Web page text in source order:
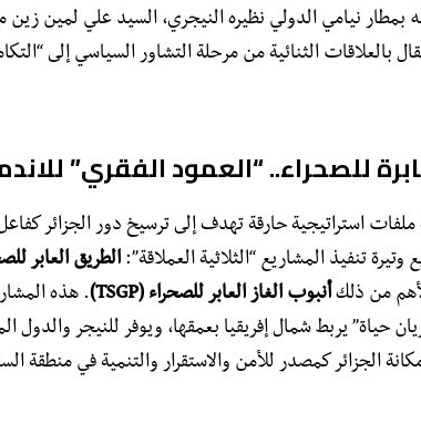
بمطار نيامي الدولي نظيره النيجري، السيد علي لمين
بالعلاقات الثنائية من مرحلة التشاور السياسي إلى
للصحراء.. “العمود الفقري”
ملفات استراتيجية حارقة تهدف إلى ترسيخ دور الجزائر
تنفيذ المشاريع “الثلاثية العملاقة”: الطريق العابر
من ذلكأنبوب الغاز العابر للصحراء (TSGP)
. هذه
حياة” يربط شمال إفريقيا بعمقها، ويوفر للنيجر والدول
الجزائر كمصدر للأمن والاستقرار والتنمية في منطقة